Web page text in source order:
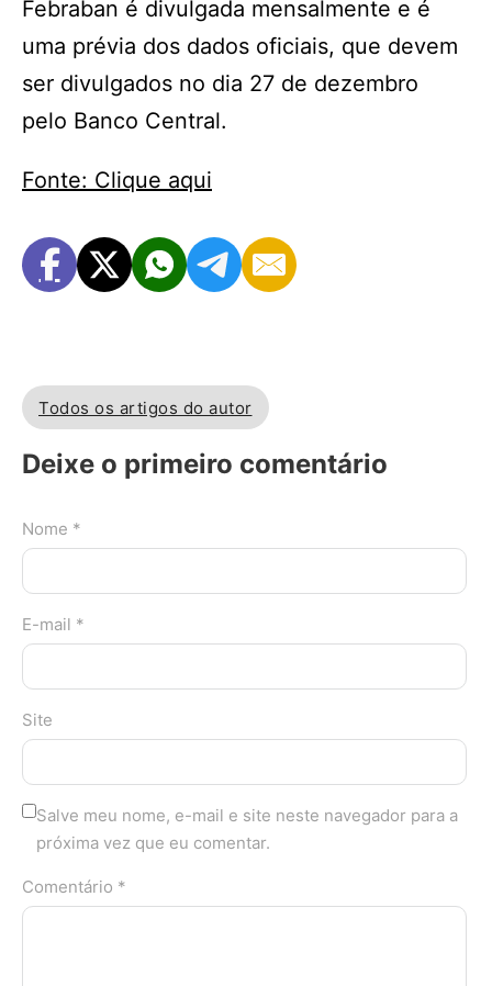
Febraban é divulgada mensalmente e é
uma prévia dos dados oficiais, que devem
ser divulgados no dia 27 de dezembro
pelo Banco Central.
Fonte: Clique aqui
Todos os artigos do autor
Deixe o primeiro comentário
Nome *
E-mail *
Site
Salve meu nome, e-mail e site neste navegador para a
próxima vez que eu comentar.
Comentário *